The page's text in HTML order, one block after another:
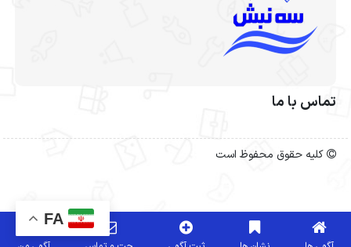
تماس با ما
کلیه حقوق محفوظ است
FA